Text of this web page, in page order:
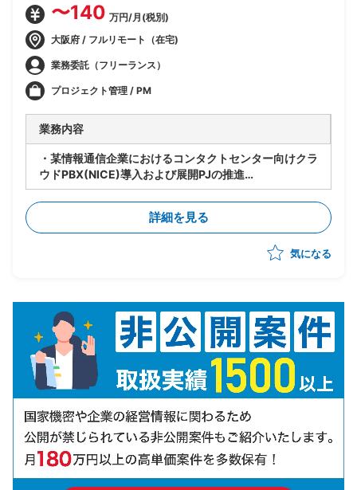
〜140 万円/月(税別)
大阪府 / フルリモート（在宅)
業務委託（フリーランス）
プロジェクト管理 / PM
業務内容
・某情報通信企業におけるコンタクトセンター向けクラ
ウドPBX(NICE)導入および展開PJの推進
・コンタクトセンター基盤導入の上流提案から実装まで
の推進
・顧客への提案活動を通じた案件創出および案件獲得の
リード
・チームの先頭に立ち、進捗管理/課題管理を行いなが
詳細を見る
気になる